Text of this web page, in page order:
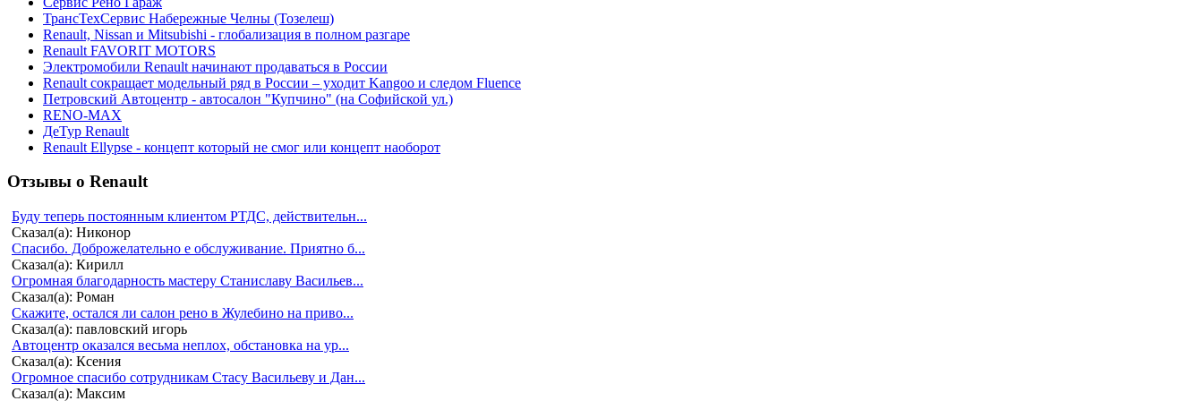
ТрансТехСервис Набережные Челны (Тозелеш)
Renault, Nissan и Mitsubishi - глобализация в полном разгаре
Renault FAVORIT MOTORS
Электромобили Renault начинают продаваться в России
Renault сокращает модельный ряд в России – уходит Kangoo и следом Fluence
Петровский Автоцентр - автосалон "Купчино" (на Софийской ул.)
RENO-MAX
ДеТур Renault
Renault Ellypse - концепт который не смог или концепт наоборот
Отзывы о Renault
Буду теперь постоянным клиентом РТДС, действительн...
Сказал(а): Никонор
Спасибо. Доброжелательно е обслуживание. Приятно б...
Сказал(а): Кирилл
Огромная благодарность мастеру Станиславу Васильев...
Сказал(а): Роман
Скажите, остался ли салон рено в Жулебино на приво...
Сказал(а): павловский игорь
Автоцентр оказался весьма неплох, обстановка на ур...
Сказал(а): Ксения
Огромное спасибо сотрудникам Стасу Васильеву и Дан...
Сказал(а): Максим